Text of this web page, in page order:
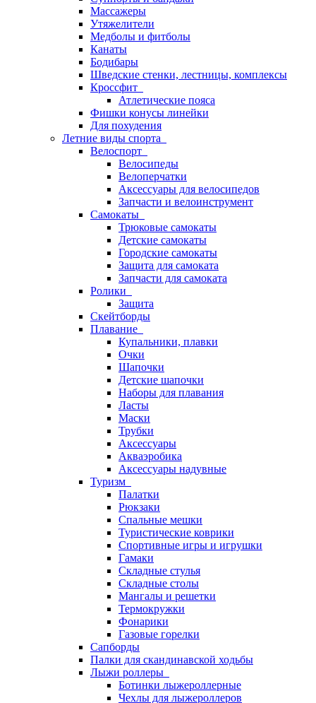
Массажеры
Утяжелители
Медболы и фитболы
Канаты
Бодибары
Шведские стенки, лестницы, комплексы
Кроссфит
Атлетические пояса
Фишки конусы линейки
Для похудения
Летние виды спорта
Велоспорт
Велосипеды
Велоперчатки
Аксессуары для велосипедов
Запчасти и велоинструмент
Самокаты
Трюковые самокаты
Детские самокаты
Городские самокаты
Защита для самоката
Запчасти для самоката
Ролики
Защита
Скейтборды
Плавание
Купальники, плавки
Очки
Шапочки
Детские шапочки
Наборы для плавания
Ласты
Маски
Трубки
Аксессуары
Акваэробика
Аксессуары надувные
Туризм
Палатки
Рюкзаки
Спальные мешки
Туристические коврики
Спортивные игры и игрушки
Гамаки
Складные стулья
Складные столы
Мангалы и решетки
Термокружки
Фонарики
Газовые горелки
Сапборды
Палки для скандинавской ходьбы
Лыжи роллеры
Ботинки лыжероллерные
Чехлы для лыжероллеров